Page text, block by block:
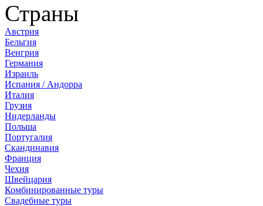
Страны
Австрия
Бельгия
Венгрия
Германия
Израиль
Испания / Андорра
Италия
Грузия
Нидерланды
Польша
Португалия
Скандинавия
Франция
Чехия
Швейцария
Комбинированные туры
Свадебные туры